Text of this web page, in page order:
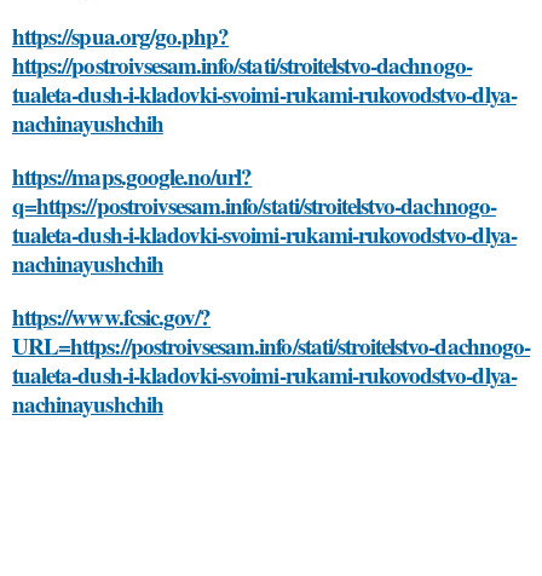
https://spua.org/go.php?
https://postroivsesam.info/stati/stroitelstvo-dachnogo-
tualeta-dush-i-kladovki-svoimi-rukami-rukovodstvo-dlya-
nachinayushchih
https://maps.google.no/url?
q=https://postroivsesam.info/stati/stroitelstvo-dachnogo-
tualeta-dush-i-kladovki-svoimi-rukami-rukovodstvo-dlya-
nachinayushchih
https://www.fcsic.gov/?
URL=https://postroivsesam.info/stati/stroitelstvo-dachnogo-
tualeta-dush-i-kladovki-svoimi-rukami-rukovodstvo-dlya-
nachinayushchih